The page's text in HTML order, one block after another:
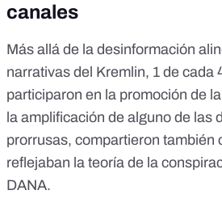
canales
Más allá de la desinformación
narrativas del Kremlin, 1 de cada
participaron en la promoción de
la amplificación de alguno de las
prorrusas, compartieron también
reflejaban la teoría de la
DANA.